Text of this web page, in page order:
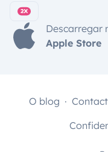
Descarregar
Apple Store
O blog